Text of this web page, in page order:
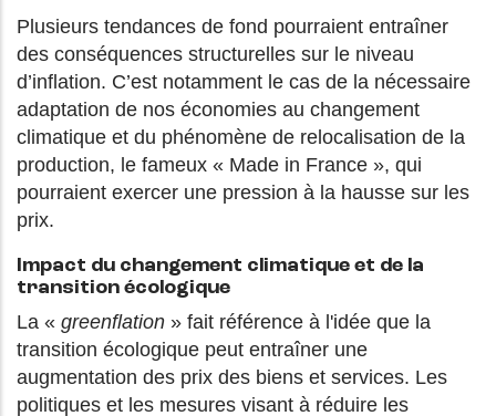
Plusieurs tendances de fond pourraient entraîner
des conséquences structurelles sur le niveau
d’inflation. C’est notamment le cas de la nécessaire
adaptation de nos économies au changement
climatique et du phénomène de relocalisation de la
production, le fameux « Made in France », qui
pourraient exercer une pression à la hausse sur les
prix.
Impact du changement climatique et de la
transition écologique
La « greenflation » fait référence à l'idée que la
transition écologique peut entraîner une
augmentation des prix des biens et services. Les
politiques et les mesures visant à réduire les